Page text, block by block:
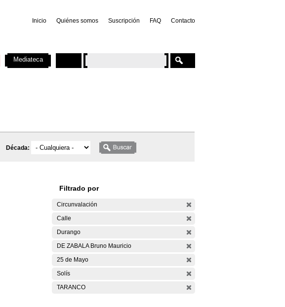
Inicio Quiénes somos Suscripción FAQ Contacto
Década:
Filtrado por
Circunvalación
Calle
Durango
DE ZABALA Bruno Mauricio
25 de Mayo
Solís
TARANCO
Mediateca